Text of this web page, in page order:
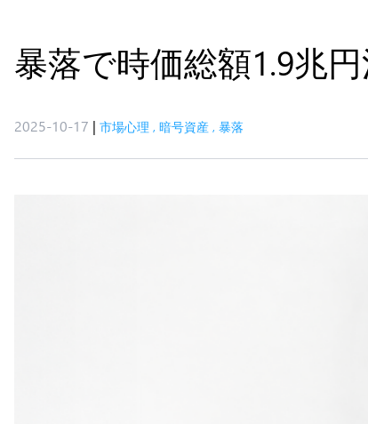
暴落で時価総額1.9兆
2025-10-17 | 市場心理 , 暗号資産 , 暴落